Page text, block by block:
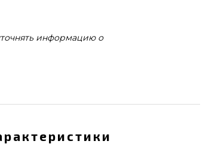
информацию о